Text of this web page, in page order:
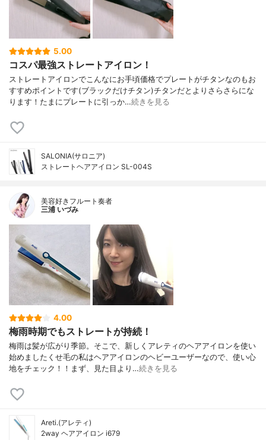
5.00
コスパ最強ストレートアイロン！
ストレートアイロンでこんなにお手頃価格でプレートがチタンなのもお
すすめポイントです(ブラックだけチタン)チタンだとよりさらさらにな
ります！たまにプレートに引っか…続きを見る
SALONIA(サロニア)
ストレートヘアアイロン SL-004S
美容好きフルート奏者
三浦 いづみ
4.00
梅雨時期でもストレートが持続！
梅雨は髪が広がり季節。そこで、新しくアレティのヘアアイロンを使い
始めましたくせ毛の私はヘアアイロンのヘビーユーザーなので、使い心
地をチェック！！まず、見た目より…続きを見る
Areti.(アレティ)
2way ヘアアイロン i679